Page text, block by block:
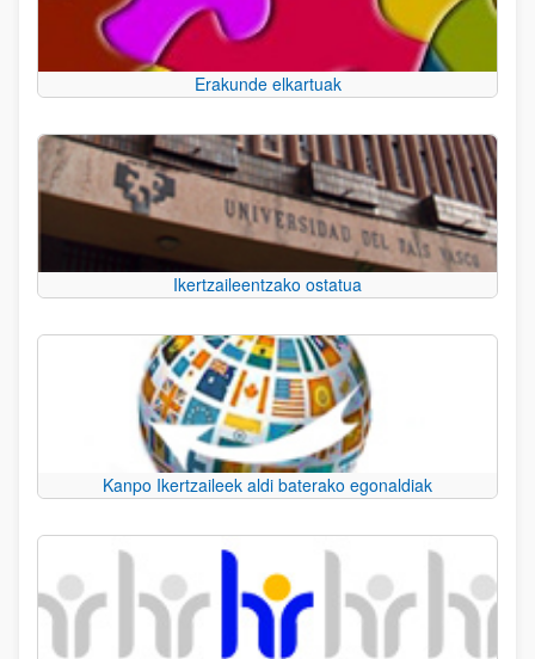
Erakunde elkartuak
Ikertzaileentzako ostatua
Kanpo Ikertzaileek aldi baterako egonaldiak